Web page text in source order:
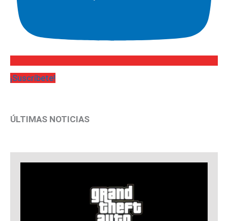
¡Suscríbete!
ÚLTIMAS NOTICIAS